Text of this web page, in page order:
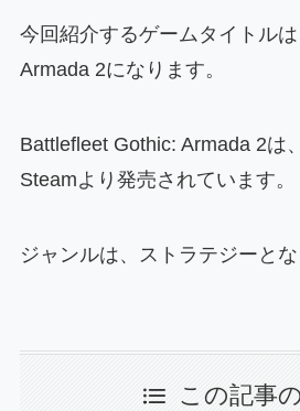
今回紹介するゲームタイトル
Armada 2になります。
Battlefleet Gothic: Armada 2は
Steamより発売されています。
ジャンルは、ストラテジーとな
この記事